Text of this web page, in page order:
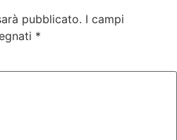
pubblicato. I campi
*